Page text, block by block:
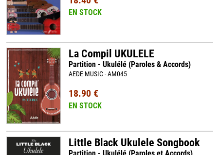
EN STOCK
La Compil UKULELE
Partition - Ukulélé (Paroles & Accords)
AEDE MUSIC - AM045
18.90 €
EN STOCK
Little Black Ukulele Songbook